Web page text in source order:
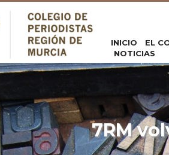
INICIO EL
NOTICIAS
7RM